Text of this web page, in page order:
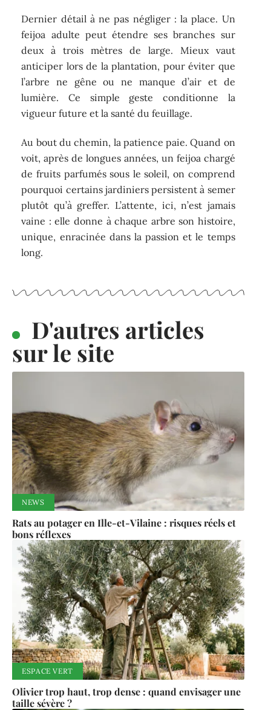
Dernier détail à ne pas négliger : la place. Un
feijoa adulte peut étendre ses branches sur
deux à trois mètres de large. Mieux vaut
anticiper lors de la plantation, pour éviter que
l’arbre ne gêne ou ne manque d’air et de
lumière. Ce simple geste conditionne la
vigueur future et la santé du feuillage.
Au bout du chemin, la patience paie. Quand on
voit, après de longues années, un feijoa chargé
de fruits parfumés sous le soleil, on comprend
pourquoi certains jardiniers persistent à semer
plutôt qu’à greffer. L’attente, ici, n’est jamais
vaine : elle donne à chaque arbre son histoire,
unique, enracinée dans la passion et le temps
long.
D'autres articles
sur le site
NEWS
Rats au potager en Ille-et-Vilaine : risques réels et
bons réflexes
ESPACE VERT
Olivier trop haut, trop dense : quand envisager une
taille sévère ?